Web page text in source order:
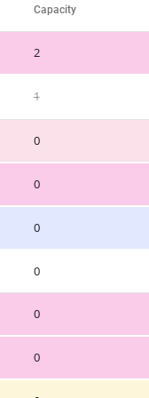
Capacity
2
1
0
0
0
0
0
0